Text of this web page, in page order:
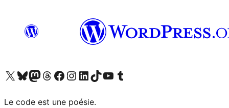
Visitez notre compte X (précédemment Twitter)
Visiter notre compte Bluesky
Visiter notre compte Mastodon
Visiter notre compte Threads
Consulter notre compte Facebook
Consulter notre compte Instagram
Consulter notre compte LinkedIn
Visiter notre compte TokTok
Visiter notre chaîne YouTube
Visiter notre compte Tumblr
Le code est une poésie.